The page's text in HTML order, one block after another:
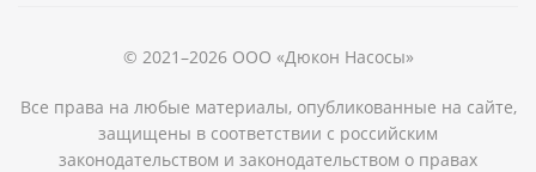
© 2021–2026 ООО «Дюкон Насосы»
Все права на любые материалы, опубликованные на сайте,
защищены в соответствии с российским
законодательством и законодательством о правах